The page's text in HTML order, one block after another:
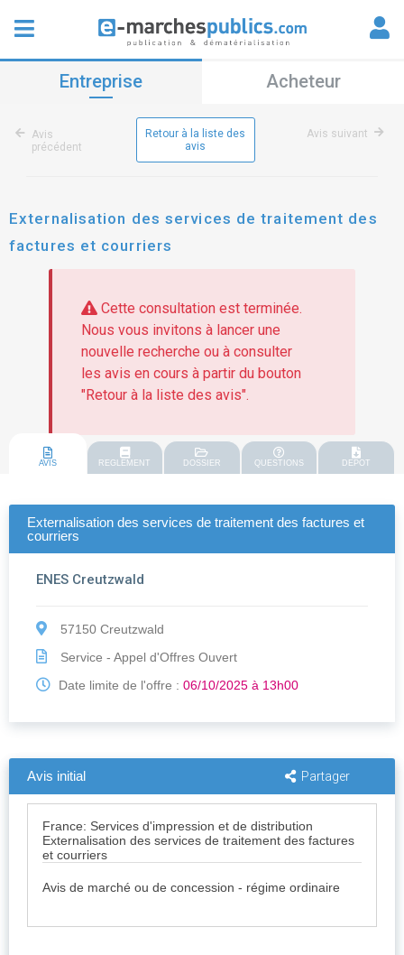
Entreprise Acheteur
Avis
précédent
Retour à la liste des
avis
Avis suivant
Externalisation des services de traitement des
factures et courriers
Cette consultation est terminée.
Nous vous invitons à lancer une
nouvelle recherche ou à consulter
les avis en cours à partir du bouton
"Retour à la liste des avis".
AVIS REGLEMENT DOSSIER QUESTIONS DEPOT
Externalisation des services de traitement des factures et
courriers
ENES Creutzwald
57150 Creutzwald
Service - Appel d'Offres Ouvert
Date limite de l'offre : 06/10/2025 à 13h00
Avis initial Partager
France: Services d'impression et de distribution
Externalisation des services de traitement des factures
et courriers
Avis de marché ou de concession - régime ordinaire